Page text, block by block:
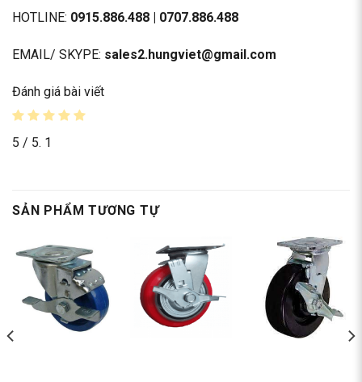
HOTLINE: 0915.886.488 0707.886.488
EMAIL/ SKYPE: sales2.hungviet@gmail.com
Đánh giá bài viết
5 / 5. 1
SẢN PHẨM TƯƠNG TỰ